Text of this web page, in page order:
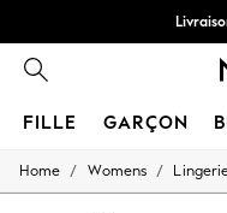
FILLE GARÇON
HOLIDAY SHOP
Home / Womens /